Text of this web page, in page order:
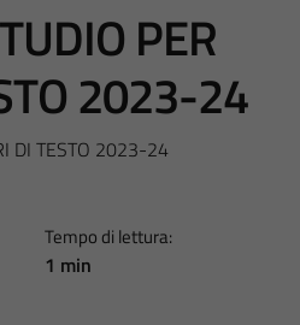
PER
2023-24
DI TESTO 2023-24
Tempo di lettura:
1 min